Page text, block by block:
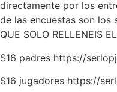
directamente por los
de las encuestas son los
QUE SOLO RELLENEIS
S16 padres https://
S16 jugadores https://